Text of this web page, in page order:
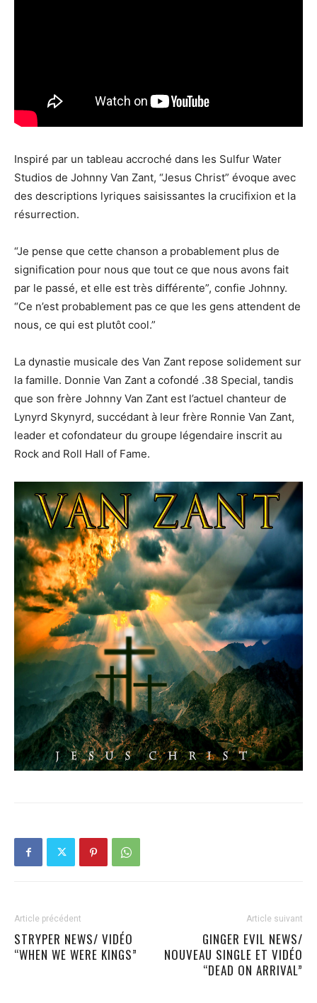
Inspiré par un tableau accroché dans les Sulfur Water
Studios de Johnny Van Zant, “Jesus Christ” évoque avec
des descriptions lyriques saisissantes la crucifixion et la
résurrection.
“Je pense que cette chanson a probablement plus de
signification pour nous que tout ce que nous avons fait
par le passé, et elle est très différente”, confie Johnny.
“Ce n’est probablement pas ce que les gens attendent de
nous, ce qui est plutôt cool.”
La dynastie musicale des Van Zant repose solidement sur
la famille. Donnie Van Zant a cofondé .38 Special, tandis
que son frère Johnny Van Zant est l’actuel chanteur de
Lynyrd Skynyrd, succédant à leur frère Ronnie Van Zant,
leader et cofondateur du groupe légendaire inscrit au
Rock and Roll Hall of Fame.
Article précédent
STRYPER NEWS/ VIDÉO
“WHEN WE WERE KINGS”
Article suivant
GINGER EVIL NEWS/
NOUVEAU SINGLE ET VIDÉO
“DEAD ON ARRIVAL”